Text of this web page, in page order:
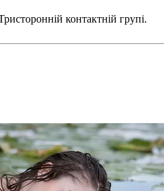
контактній групі.